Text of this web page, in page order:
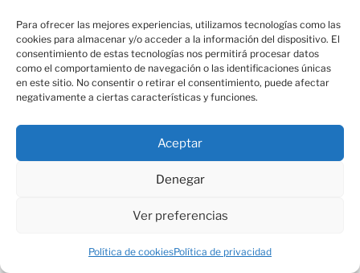
Para ofrecer las mejores experiencias, utilizamos tecnologías como las
cookies para almacenar y/o acceder a la información del dispositivo. El
consentimiento de estas tecnologías nos permitirá procesar datos
como el comportamiento de navegación o las identificaciones únicas
en este sitio. No consentir o retirar el consentimiento, puede afectar
negativamente a ciertas características y funciones.
Aceptar
Denegar
Ver preferencias
Política de cookiesPolítica de privacidad
03:17
COMENTARIOS